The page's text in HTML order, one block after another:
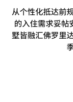
从个性化抵达前
的入住需求妥
墅皆融汇佛罗里